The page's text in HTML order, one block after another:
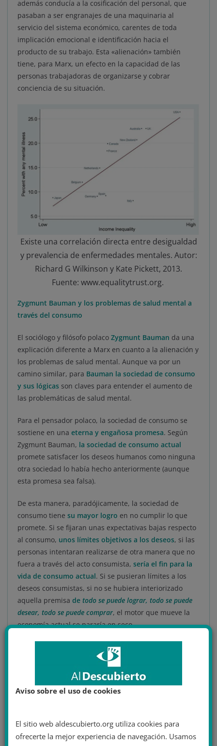
además conducía a la cosificación del personal, que
pasaban a ser engranajes de una maquinaria al
servicio del sistema económico, carentes de toda
implicación emocional e identificación hacia el
producto de su trabajo. Esta «alienación» también
tiene, para Marx, un efecto en la capacidad de las
personas trabajadoras de organizarse y cobrar
conciencia de su situación.
Existe una correlación directa entre desigualdad
y prevalencia de enfermedades mentales. Autor:
Richard G Wilkinson y Kate Pickett, 2013.
Fuente: www.equalitytrust.org.
Zygmunt Bauman y los problemas de salud mental a
través del consumo
El sociólogo y filósofo polaco Zygmunt Bauman da una
explicación diferente a Marx en cuanto a la alienación y
los problemas de salud mental. Aunque va por un
camino similar, para Bauman la sociedad de consumo
y sus lógicas son claves para entender el aumento de
las problemáticas de salud mental.
Para el pensador polaco, la sociedad de consumo se
sostiene en una eterna y engañosa promesa. Según
Zygmunt Bauman, la sociedad de consumo actual
promete satisfacer los deseos humanos como ninguna
otra sociedad lo había hecho anteriormente (aunque
esta promesa sea falsa).
De esta manera, paradójicamente, la sociedad de
consumo tiene su mayor logro en no cumplir lo que
promete. Si se fijaran unas expectativas bajas respecto
al consumo, unos límites objetivos a los deseos, si las
personas intentaran realizarse de otra manera que no
fuera a través del acto consumista, sería el fin para la
vida de consumo actual. Si se pusieran límites a los
deseos consumistas, si no se hubiera interiorizado
aquella premisa de todo se puede lograr, todo se puede
desear, todo se puede comprar, el motor que mueve la
economía actual se pararía en seco.
Así pues, la sociedad de consumo consigue que
insatisfacción sea la normapermanente en nuestra
psicología consumista. Para Bauman, una de las
maneras que la sociedad de consumo usa para lograr
esto es a travésde la denigración inmediata de los
mañana, un residuo, desfasado, pasado de moda.
El hecho de intentar paliar todas aquellas ansiedades e
Aviso sobre el uso de cookies
El sitio web aldescubierto.org utiliza cookies para
ofrecerte la mejor experiencia de navegación. Usamos